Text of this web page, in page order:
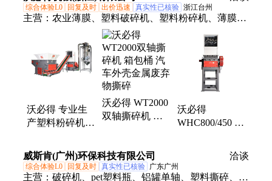
碎设备
综合体验L0 回复及时 出价迅速 真实性已核验 浙江台州
主营： 农业薄膜、塑料破碎机、塑料粉碎机、薄膜撕
碎机、轮胎块粉碎机、工业强力塑料
沃必得 专业生
产塑料粉碎机
机 省时省力
沃必得 WT2000
双轴撕碎机 箱
沃必得
WHC800/450 粉
撕碎 汽车保险
杠专用破碎机
威斯肯(广州)环保科技有限公司 洽谈
综合体验L0 回复及时 真实性已核验 广东广州
主营： 破碎机、pet塑料瓶、铝罐单轴、塑料撕碎、双